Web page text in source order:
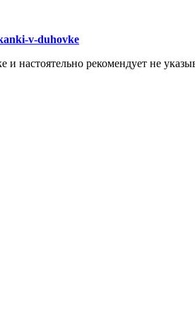
v-duhovke
и настоятельно рекомендует не